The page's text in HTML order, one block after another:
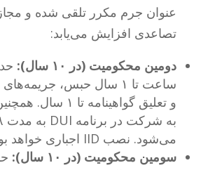
عنوان جرم مکرر تلقی شده و
تصاعدی افزایش می‌یابد:
دومین محکومیت (در ۱۰ سال):
ساعت تا ۱ سال حبس،
و تعلیق گواهینامه تا
می‌شود. نصب IID اجباری خواهد بود.
سومین محکومیت (در ۱۰ سال):